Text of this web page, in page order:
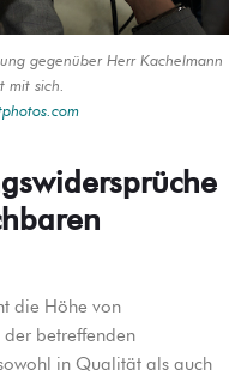
gegenüber Herr Kachelmann
mit sich.
die Höhe von
der betreffenden
in Qualität als auch